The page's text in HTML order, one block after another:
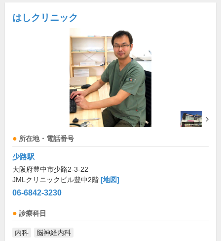
はしクリニック
所在地・電話番号
少路駅
大阪府豊中市少路2-3-22
JMLクリニックビル豊中2階 [地図]
06-6842-3230
診療科目
内科 脳神経内科